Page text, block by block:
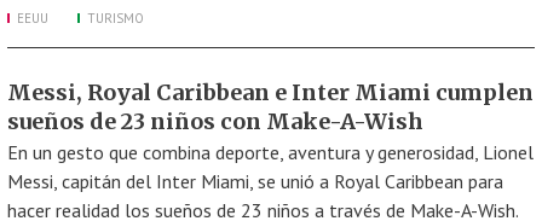
EEUU TURISMO
Messi, Royal Caribbean e Inter Miami cumplen
sueños de 23 niños con Make-A-Wish
En un gesto que combina deporte, aventura y generosidad, Lionel
Messi, capitán del Inter Miami, se unió a Royal Caribbean para
hacer realidad los sueños de 23 niños a través de Make-A-Wish.